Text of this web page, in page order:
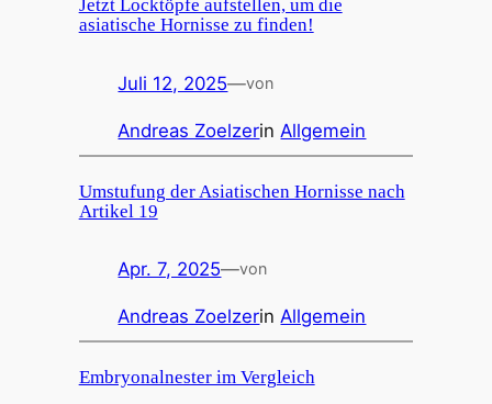
Jetzt Locktöpfe aufstellen, um die
asiatische Hornisse zu finden!
Juli 12, 2025—von
Andreas Zoelzerin Allgemein
Umstufung der Asiatischen Hornisse nach
Artikel 19
Apr. 7, 2025—von
Andreas ZoelzerinAllgemein
Embryonalnester im Vergleich